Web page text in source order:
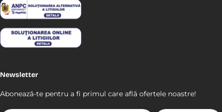
Newsletter
Abonează-te pentru a fi primul care află ofertele noastre!